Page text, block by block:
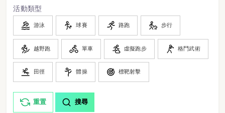
活動類型
游泳 球賽 路跑 步行
越野跑 單車 虛擬跑步 格鬥武術
田徑 體操 標靶射擊
重置 搜尋